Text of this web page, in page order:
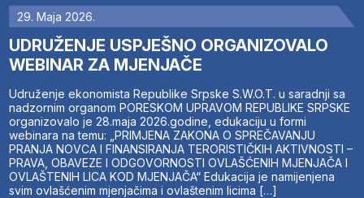
29. Maja 2026.
UDRUŽENJE USPJEŠNO ORGANIZOVALO
WEBINAR ZA MJENJAČE
Udruženje ekonomista Republike Srpske S.W.O.T. u saradnji sa
nadzornim organom PORESKOM UPRAVOM REPUBLIKE SRPSKE
organizovalo je 28.maja 2026.godine, edukaciju u formi
webinara na temu: „PRIMJENA ZAKONA O SPREČAVANJU
PRANJA NOVCA I FINANSIRANJA TERORISTIČKIH AKTIVNOSTI –
PRAVA, OBAVEZE I ODGOVORNOSTI OVLAŠĆENIH MJENJAČA I
OVLAŠTENIH LICA KOD MJENJAČA“ Edukacija je namijenjena
svim ovlašćenim mjenjačima i ovlaštenim licima […]